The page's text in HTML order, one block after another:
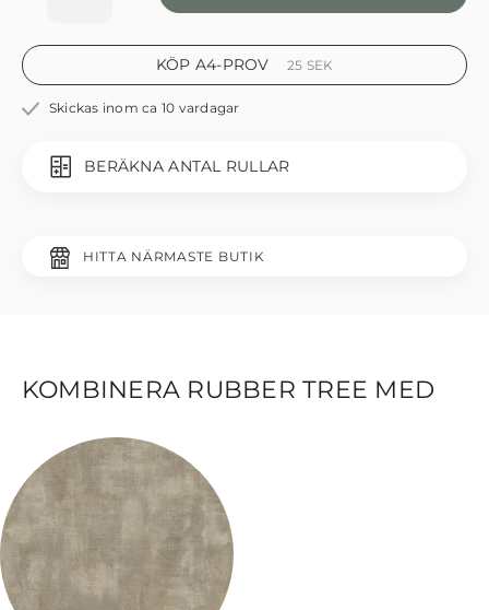
Skickas inom ca 10 vardagar
BERÄKNA ANTAL RULLAR
KÖP A4-PROV 25 SEK
HITTA NÄRMASTE BUTIK
KOMBINERA RUBBER TREE MED